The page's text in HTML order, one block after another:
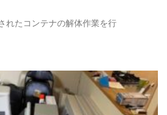
れたコンテナの解体作業を行